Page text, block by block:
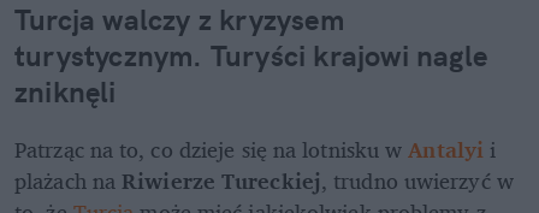
Turcja walczy z kryzysem
turystycznym. Turyści krajowi nagle
zniknęli
Patrząc na to, co dzieje się na lotnisku w Antalyi i
plażach na Riwierze Tureckiej, trudno uwierzyć w